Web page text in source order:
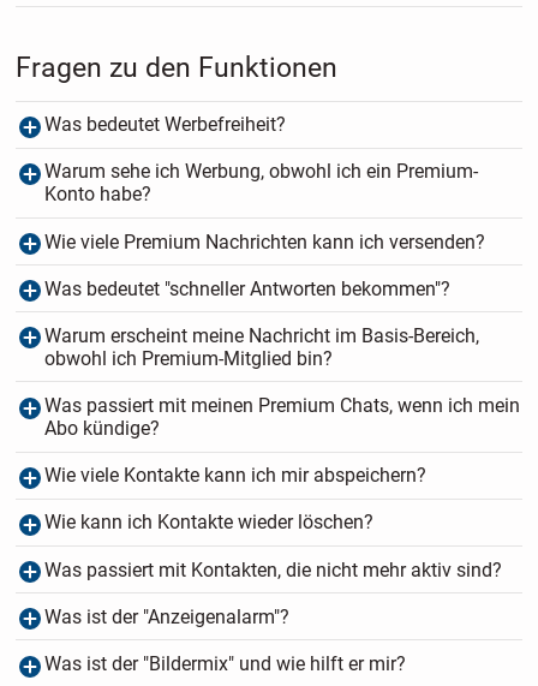
Fragen zu den Funktionen
Was bedeutet Werbefreiheit?
Warum sehe ich Werbung, obwohl ich ein Premium-
Konto habe?
Wie viele Premium Nachrichten kann ich versenden?
Was bedeutet "schneller Antworten bekommen"?
Warum erscheint meine Nachricht im Basis-Bereich,
obwohl ich Premium-Mitglied bin?
Was passiert mit meinen Premium Chats, wenn ich mein
Abo kündige?
Wie viele Kontakte kann ich mir abspeichern?
Wie kann ich Kontakte wieder löschen?
Was passiert mit Kontakten, die nicht mehr aktiv sind?
Was ist der "Anzeigenalarm"?
Was ist der "Bildermix" und wie hilft er mir?